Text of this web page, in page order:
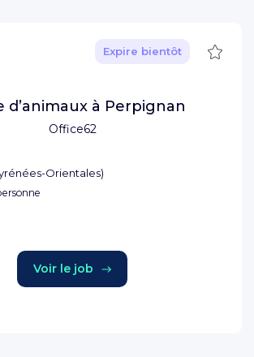
Office62
Expire bientôt
d’animaux à Perpignan
Orientales)
Voir le job